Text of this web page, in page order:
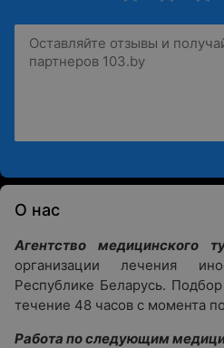
О нас
Агентство медицинского
организации лечения
Республике Беларусь.
течение 48 часов с момента
Работа по следующим